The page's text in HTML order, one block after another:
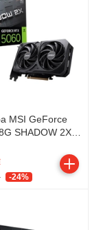
MSI GeForce
SHADOW 2X
-24%